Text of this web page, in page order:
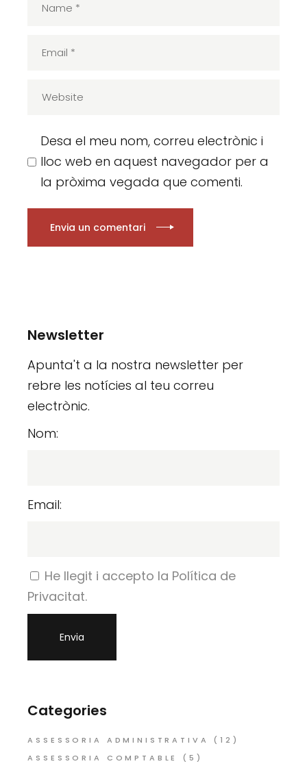
Desa el meu nom, correu electrònic i
lloc web en aquest navegador per a
la pròxima vegada que comenti.
Envia un comentari
Newsletter
Apunta't a la nostra newsletter per
rebre les notícies al teu correu
electrònic.
Nom:
Email:
He llegit i accepto la Política de
Privacitat.
Categories
ASSESSORIA ADMINISTRATIVA
(12)
ASSESSORIA COMPTABLE
(5)